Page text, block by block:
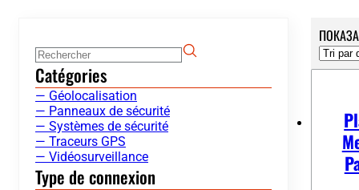
Catégories
— Géolocalisation
— Panneaux de sécurité
— Systèmes de sécurité
— Traceurs GPS
— Vidéosurveillance
Type de connexion